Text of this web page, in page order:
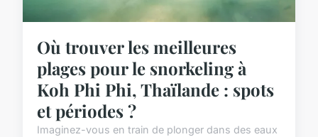
Où trouver les meilleures
plages pour le snorkeling à
Koh Phi Phi, Thaïlande : spots
et périodes ?
Imaginez-vous en train de plonger dans des eaux